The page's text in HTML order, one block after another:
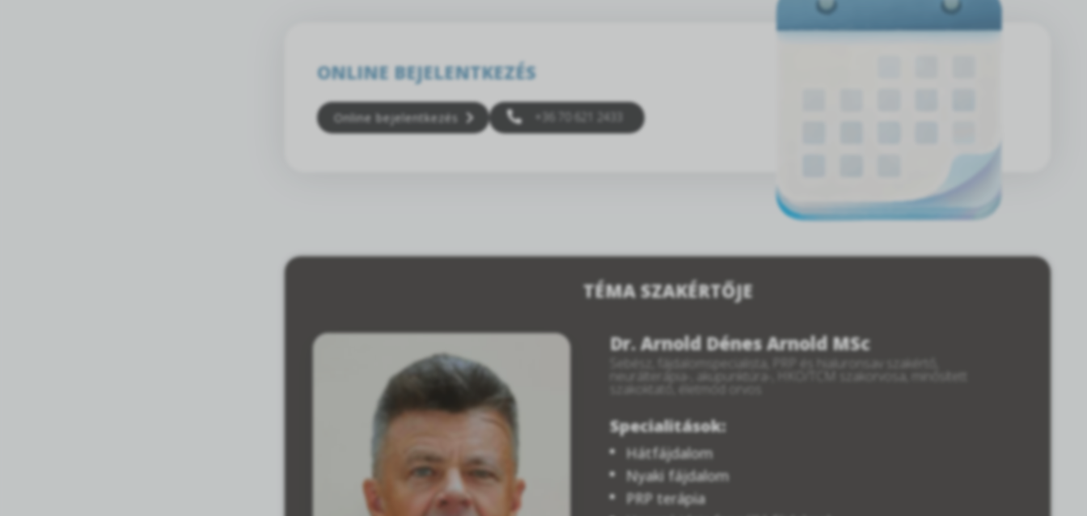
ONLINE BEJELENTKEZÉS
Online bejelentkezés +36 70 621 2433
TÉMA SZAKÉRTŐJE
Dr. Arnold Dénes Arnold MSc
Sebész, fájdalomspecialista, PRP és hialuronsav szakértő,
neurálterápia-, akupunktúra-, HKO/TCM szakorvosa, minősített
szakoktató, életmód orvos
Specialitások:
Hátfájdalom
Nyaki fájdalom
PRP terápia